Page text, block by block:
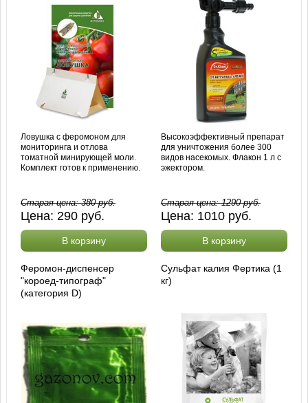
Ловушка с феромоном для
мониторинга и отлова
томатной минирующей моли.
Комплект готов к применению.
Старая цена:380руб.
Цена: 290 руб.
В корзину
Высокоэффективный препарат
для уничтожения более 300
видов насекомых. Флакон 1 л с
эжектором.
Старая цена:1290руб.
Цена: 1010 руб.
В корзину
Феромон-диспенсер
"короед-типограф"
(категория D)
Сульфат калия Фертика (1
кг)